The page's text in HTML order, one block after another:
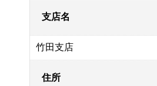
支店名
竹田支店
住所